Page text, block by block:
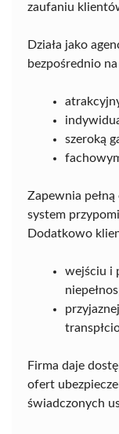
zaufaniu
Działa jako
bezpośrednio
szeroką
Zapewnia
system
Dodatkowo
wejściu i
Firma daje
ofert
świadczonych